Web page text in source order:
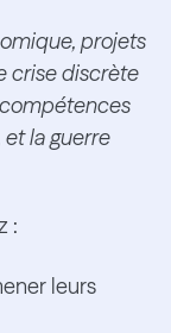
projets
crise discrète
la guerre
:
leurs